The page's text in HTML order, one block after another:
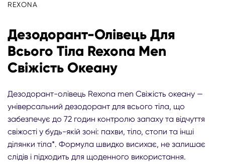
REXONA
Дезодорант-Олівець Для
Всього Тіла Rexona Men
Свіжість Океану
Дезодорант-олівець Rexona men Свіжість океану —
універсальний дезодорант для всього тіла, що
забезпечує до 72 годин контролю запаху та відчуття
свіжості у будь-якій зоні: пахви, тіло, стопи та інші
ділянки тіла*. Формула швидко висихає, не залишає
слідів і підходить для щоденного використання.